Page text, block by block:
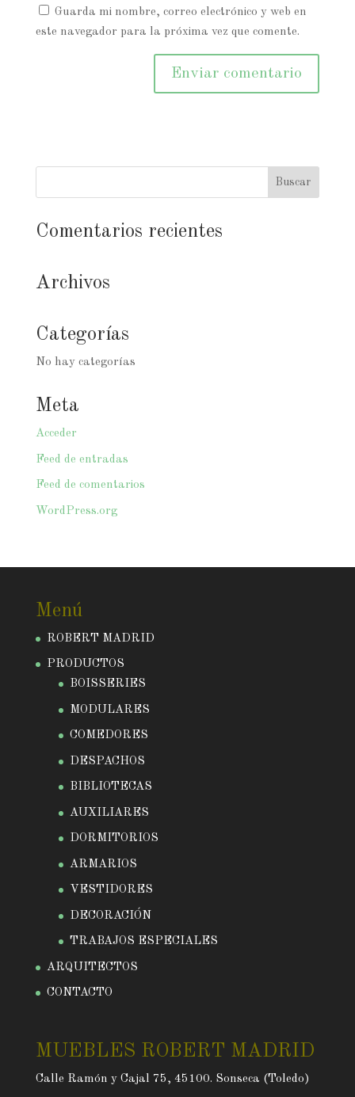
Guarda mi nombre, correo electrónico y web en
este navegador para la próxima vez que comente.
Comentarios recientes
Archivos
Categorías
No hay categorías
Meta
Acceder
Feed de entradas
Feed de comentarios
WordPress.org
Menú
ROBERT MADRID
PRODUCTOS
BOISSERIES
MODULARES
COMEDORES
DESPACHOS
BIBLIOTECAS
AUXILIARES
DORMITORIOS
ARMARIOS
VESTIDORES
DECORACIÓN
TRABAJOS ESPECIALES
ARQUITECTOS
CONTACTO
MUEBLES ROBERT MADRID
Calle Ramón y Cajal 75, 45100. Sonseca (Toledo)